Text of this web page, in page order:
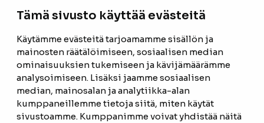
Tämä sivusto käyttää evästeitä
Käytämme evästeitä tarjoamamme sisällön ja
mainosten räätälöimiseen, sosiaalisen median
ominaisuuksien tukemiseen ja kävijämäärämme
analysoimiseen. Lisäksi jaamme sosiaalisen
median, mainosalan ja analytiikka-alan
kumppaneillemme tietoja siitä, miten käytät
sivustoamme. Kumppanimme voivat yhdistää näitä
ETUSIVU
TUOTTEET
REFERENSSIT